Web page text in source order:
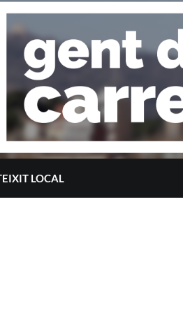
LOCAL